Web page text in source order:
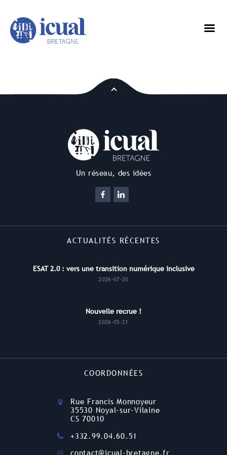
Un réseau, des idées
ACTUALITÉS RÉCENTES
ESAT 2.0 : vers une transition numérique inclusive
2026-07-20
Nouvelle recrue !
2026-05-21
COORDONNÉES
Rue Francis Monnoyeur
35530 Noyal-sur-Vilaine
CS 70010
+332.99.04.60.51
contact@icual-bretagne.fr